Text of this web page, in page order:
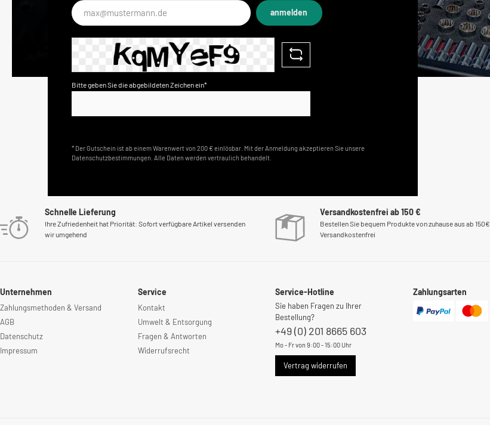
E-
Mail-
Adresse*
anmelden
Bitte geben Sie die abgebildeten Zeichen ein*
* Der Gutschein ist ab einem Warenwert von 200 € einlösbar. Mit der Anmeldung akzeptieren Sie unsere
Datenschutzbestimmungen. Alle Daten werden vertraulich behandelt.
Schnelle Lieferung
Ihre Zufriedenheit hat Priorität: Sofort verfügbare Artikel versenden
wir umgehend
Versandkostenfrei ab 150 €
Bestellen Sie bequem Produkte von zuhause aus ab 150€
Versandkostenfrei
Unternehmen
Zahlungsmethoden & Versand
AGB
Datenschutz
Impressum
Service
Kontakt
Umwelt & Entsorgung
Fragen & Antworten
Widerrufsrecht
Service-Hotline
Sie haben Fragen zu Ihrer
Bestellung?
+49 (0) 201 8665 603
Mo - Fr von 9:00 - 15:00 Uhr
Vertrag widerrufen
Zahlungsarten